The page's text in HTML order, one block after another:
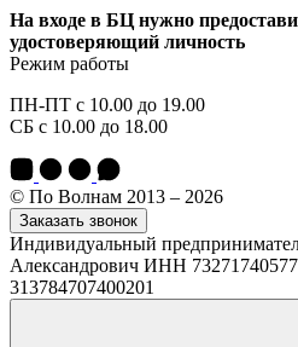
На входе в БЦ нужно
удостоверяющий личность
Режим работы
ПН-ПТ с 10.00 до 19.00
СБ с 10.00 до 18.00
© По Волнам 2013 – 2026
Заказать звонок
Индивидуальный
Александрович ИНН
313784707400201